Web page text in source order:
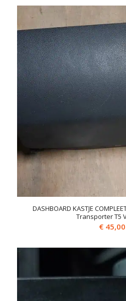
DASHBOARD KASTJE
Transporter T5
€ 45,00